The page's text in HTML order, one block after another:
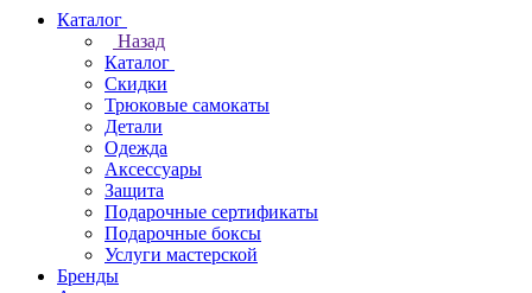
Каталог
Назад
Каталог
Скидки
Трюковые самокаты
Детали
Одежда
Аксессуары
Защита
Подарочные сертификаты
Подарочные боксы
Услуги мастерской
Бренды